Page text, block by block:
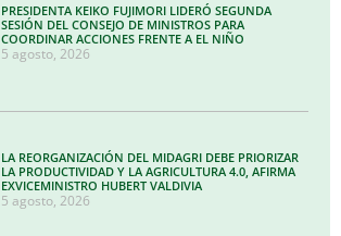
PRESIDENTA KEIKO FUJIMORI LIDERÓ SEGUNDA
SESIÓN DEL CONSEJO DE MINISTROS PARA
COORDINAR ACCIONES FRENTE A EL NIÑO
5 agosto, 2026
LA REORGANIZACIÓN DEL MIDAGRI DEBE PRIORIZAR
LA PRODUCTIVIDAD Y LA AGRICULTURA 4.0, AFIRMA
EXVICEMINISTRO HUBERT VALDIVIA
5 agosto, 2026